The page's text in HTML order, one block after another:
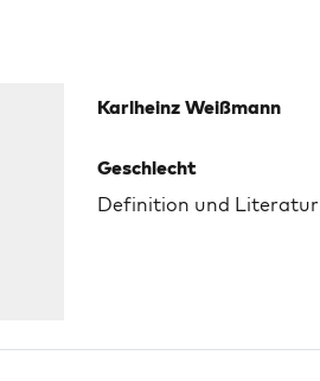
Karlheinz Weißmann
Geschlecht
Definition und Literatur